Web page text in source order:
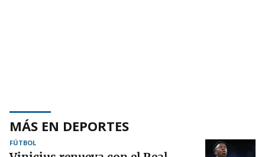
MÁS EN DEPORTES
FÚTBOL